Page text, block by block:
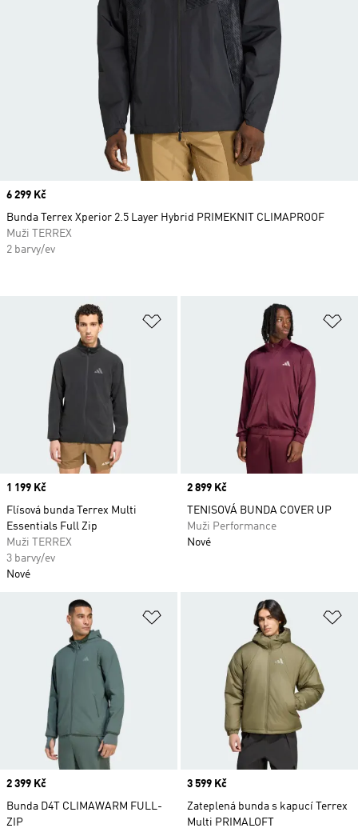
Přidat do seznamu přání
Price
1 199 Kč
Flísová bunda Terrex Multi
Essentials Full Zip
Muži TERREX
3 barvy/ev
Nové
Price
2 899 Kč
TENISOVÁ BUNDA COVER UP
Muži Performance
Nové
Přidat do seznamu přání
Price
2 399 Kč
Bunda D4T CLIMAWARM FULL-
ZIP
Price
3 599 Kč
Zateplená bunda s kapucí Terrex
Multi PRIMALOFT
Price
6 299 Kč
Bunda Terrex Xperior 2.5 Layer Hybrid PRIMEKNIT CLIMAPROOF
Muži TERREX
2 barvy/ev